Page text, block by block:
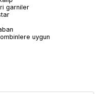
garniler
uygun